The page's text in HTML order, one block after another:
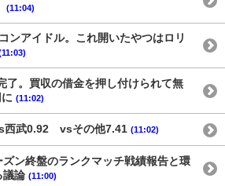
(11:04)
ンアイドル。これ開いたやつはロリ
了。買収の借金を押し付けられて無
(11:02)
西武0.92 vsその他7.41 (11:02)
ズン終盤のランクマッチ戦績報告と環
議論 (11:00)